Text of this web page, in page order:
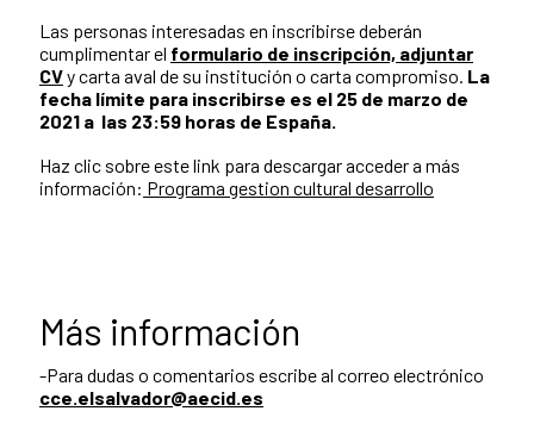
Las personas interesadas en inscribirse deberán
cumplimentar el formulario de inscripción, adjuntar
CVy carta aval de su institución o carta compromiso. La
fecha límite para inscribirse es el 25 de marzo de
2021 a las 23:59 horas de España.
Haz clic sobre este link para descargar acceder a más
información: Programa gestion cultural desarrollo
Más información
-Para dudas o comentarios escribe al correo electrónico
cce.elsalvador@aecid.es